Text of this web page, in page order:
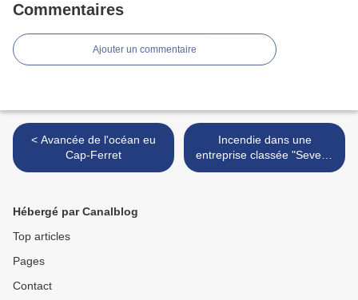
Commentaires
Ajouter un commentaire
< Avancée de l'océan eu
Cap-Ferret
Incendie dans une
entreprise classée "Seveso
seuil haut" >
Hébergé par Canalblog
Top articles
Pages
Contact